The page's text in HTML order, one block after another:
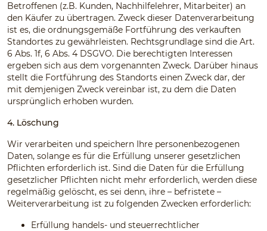
Betroffenen (z.B. Kunden, Nachhilfelehrer, Mitarbeiter) an
den Käufer zu übertragen. Zweck dieser Datenverarbeitung
ist es, die ordnungsgemäße Fortführung des verkauften
Standortes zu gewährleisten. Rechtsgrundlage sind die Art.
6 Abs. 1f, 6 Abs. 4 DSGVO. Die berechtigten Interessen
ergeben sich aus dem vorgenannten Zweck. Darüber hinaus
stellt die Fortführung des Standorts einen Zweck dar, der
mit demjenigen Zweck vereinbar ist, zu dem die Daten
ursprünglich erhoben wurden.
4. Löschung
Wir verarbeiten und speichern Ihre personenbezogenen
Daten, solange es für die Erfüllung unserer gesetzlichen
Pflichten erforderlich ist. Sind die Daten für die Erfüllung
gesetzlicher Pflichten nicht mehr erforderlich, werden diese
regelmäßig gelöscht, es sei denn, ihre – befristete –
Weiterverarbeitung ist zu folgenden Zwecken erforderlich:
Erfüllung handels- und steuerrechtlicher